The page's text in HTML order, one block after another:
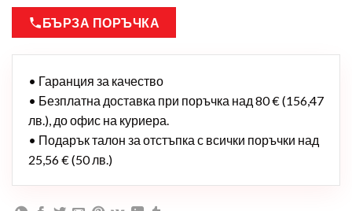
БЪРЗА ПОРЪЧКА
• Гаранция за качество
• Безплатна доставка при поръчка над 80 € (156,47
лв.), до офис на куриера.
• Подарък талон за отстъпка с всички поръчки над
25,56 € (50 лв.)